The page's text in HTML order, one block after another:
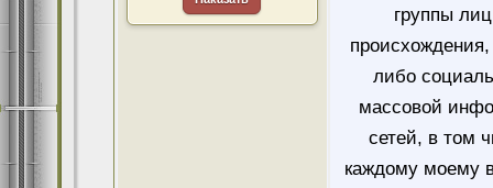
группы
либо
массовой
сетей, в том
каждому моему